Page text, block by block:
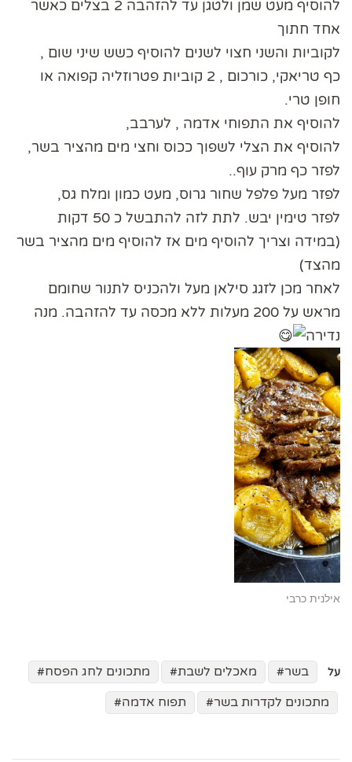
להוסיף מעט שמן ולטגן עד להזהבה 2 בצלים כאשר
אחד חתוך
לקוביות והשני חצוי לשנים להוסיף כשש שיני שום ,
כף טריאקי, כורכום , 2 קוביות פטרוזליה קפואה או
חופן טרי.
להוסיף את התפוחי אדמה , לערבב,
להוסיף את הצלי לשפוך ככוס וחצי מים מהציר בשר,
לפזר כף מרק עוף..
לפזר מעל פלפל שחור גרוס, מעט כמון ומלח גס,
לפזר טימין יבש. לתת לזה להתבשל כ 50 דקות
(במידה וצריך להוסיף מים אז להוסיף מים מהציר בשר
מהצד)
לאחר מכן לזגג סילאן מעל ולהכניס לתנור שחומם
מראש על 200 מעלות ללא מכסה עד להזהבה. מנה
נדירה
אילנית כרבי
על בשר מאכלים לשבת
מתכונים לחג הפסח
מתכונים לקדרות בשר
תפוח אדמה